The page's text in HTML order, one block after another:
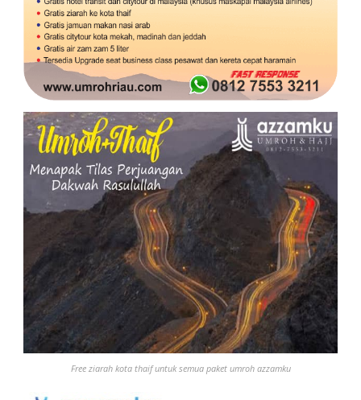
Free ziarah kota thaif untuk semua paket umroh azzamku